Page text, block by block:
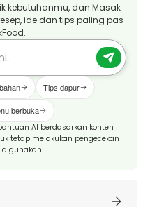
kebutuhanmu, dan Masak
ide dan tips paling pas
Tips dapur
berbuka
AI berdasarkan konten
tetap melakukan pengecekan